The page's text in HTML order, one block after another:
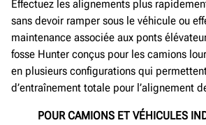
Effectuez les alignements plus
sans devoir ramper sous le véhicule ou
maintenance associée aux ponts
fosse Hunter conçus pour les camions
en plusieurs configurations qui
d’entraînement totale pour l’alignement
POUR CAMIONS ET VÉHICULES